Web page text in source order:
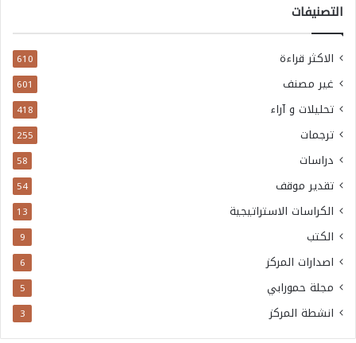
التصنيفات
الاكثر قراءة 610
غير مصنف 601
تحليلات و آراء 418
ترجمات 255
دراسات 58
تقدير موقف 54
الكراسات الاستراتيجية 13
الكتب 9
اصدارات المركز 6
مجلة حمورابي 5
انشطة المركز 3